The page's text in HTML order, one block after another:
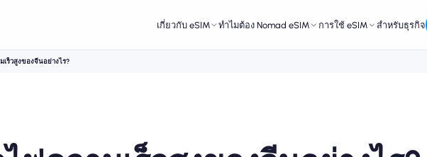
เกี่ยวกับ eSIM ทำไมต้อง Nomad eSIM การใช้ eSIM สำหรับธุรกิจ
เร็วสูงของจีนอย่างไร?